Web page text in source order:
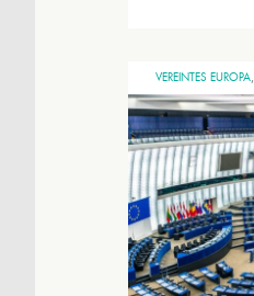
VEREINTES EUROPA,